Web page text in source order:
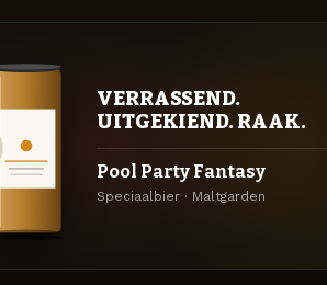
VERRASSEND.
UITGEKIEND. RAAK.
Pool Party Fantasy
Speciaalbier · Maltgarden